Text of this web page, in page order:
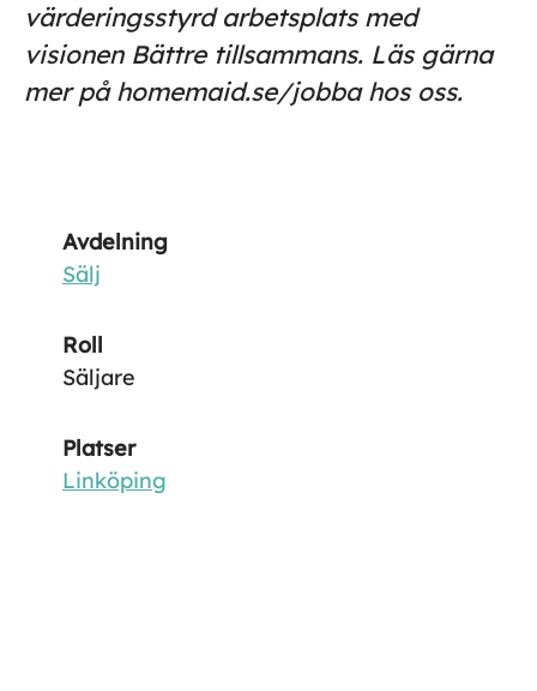
värderingsstyrd arbetsplats med
visionen Bättre tillsammans. Läs gärna
mer på homemaid.se/jobba hos oss.
Avdelning
Sälj
Roll
Säljare
Platser
Linköping